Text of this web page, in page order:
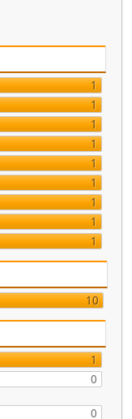
1
1
1
1
1
1
1
1
1
10
1
0
0